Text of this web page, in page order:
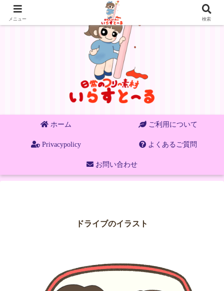
ホーム ご利用について
Privacypolicy よくあるご質問
お問い合わせ
ドライブのイラスト
メニュー 検索